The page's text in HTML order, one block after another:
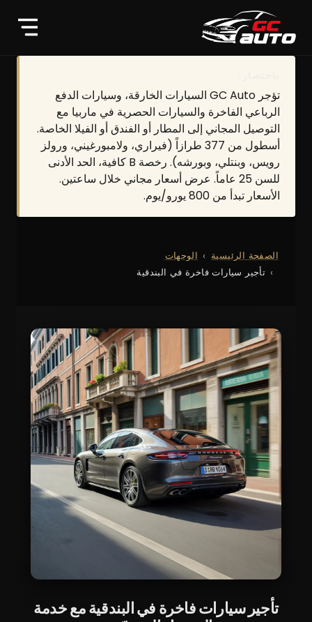
تؤجر GC Auto السيارات الخارقة، وسيارات الدفع
الرباعي الفاخرة والسيارات الحصرية في ماربيا مع
التوصيل المجاني إلى المطار أو الفندق أو الفيلا الخاصة.
أسطول من 377 طرازاً (فيراري، ولامبورغيني، ورولز
رويس، وبنتلي، وبورشه). رخصة B كافية، الحد الأدنى
للسن 25 عاماً. عرض أسعار مجاني خلال ساعتين.
الأسعار تبدأ من 800 يورو/يوم.
الصفحة الرئيسية
الوجهات
تأجير سيارات فاخرة في البندقية
تأجير سيارات فاخرة في البندقية مع خدمة